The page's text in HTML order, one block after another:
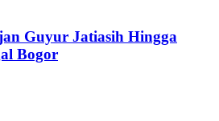
Guyur Jatiasih Hingga
Bogor